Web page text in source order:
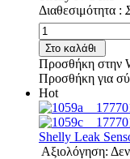
Διαθεσιμότητα :
Στο καλάθι
Προσθήκη στην
Προσθήκη για
Hot
Shelly Leak
Αξιολόγηση: